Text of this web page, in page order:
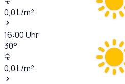
0,0L/m²
16:00Uhr
30°
0,0L/m²